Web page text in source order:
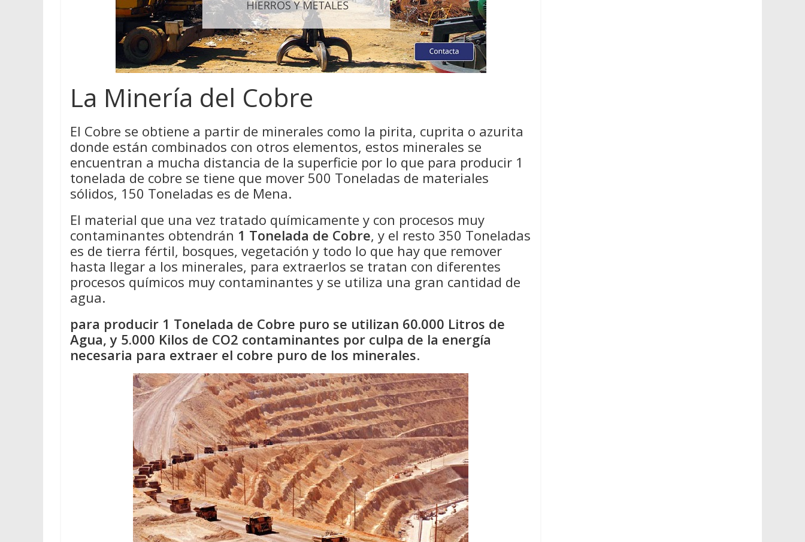
La Minería del Cobre
El Cobre se obtiene a partir de minerales como la pirita, cuprita o azurita
donde están combinados con otros elementos, estos minerales se
encuentran a mucha distancia de la superficie por lo que para producir 1
tonelada de cobre se tiene que mover 500 Toneladas de materiales
sólidos, 150 Toneladas es de Mena.
El material que una vez tratado químicamente y con procesos muy
contaminantes obtendrán 1 Tonelada de Cobre, y el resto 350 Toneladas
es de tierra fértil, bosques, vegetación y todo lo que hay que remover
hasta llegar a los minerales, para extraerlos se tratan con diferentes
procesos químicos muy contaminantes y se utiliza una gran cantidad de
agua.
para producir 1 Tonelada de Cobre puro se utilizan 60.000 Litros de
Agua, y 5.000 Kilos de CO2 contaminantes por culpa de la energía
necesaria para extraer el cobre puro de los minerales.